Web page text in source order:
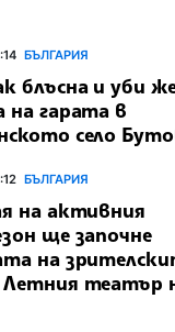
БЪЛГАРИЯ
блъсна и уби
на гарата в
село
БЪЛГАРИЯ
на активния
ще започне
на
театър